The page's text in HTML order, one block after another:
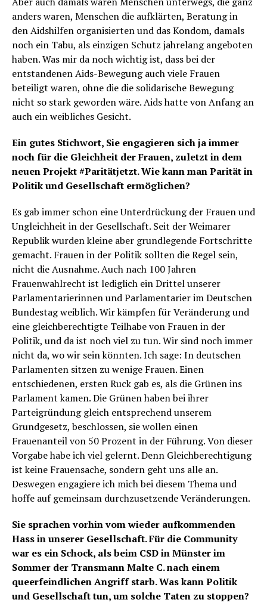
anders waren, Menschen die aufklärten, Beratung in
den Aidshilfen organisierten und das Kondom, damals
noch ein Tabu, als einzigen Schutz jahrelang angeboten
haben. Was mir da noch wichtig ist, dass bei der
entstandenen Aids-Bewegung auch viele Frauen
beteiligt waren, ohne die die solidarische Bewegung
nicht so stark geworden wäre. Aids hatte von Anfang an
auch ein weibliches Gesicht.
Ein gutes Stichwort, Sie engagieren sich ja immer
noch für die Gleichheit der Frauen, zuletzt in dem
neuen Projekt #Paritätjetzt. Wie kann man Parität in
Politik und Gesellschaft ermöglichen?
Es gab immer schon eine Unterdrückung der Frauen und
Ungleichheit in der Gesellschaft. Seit der Weimarer
Republik wurden kleine aber grundlegende Fortschritte
gemacht. Frauen in der Politik sollten die Regel sein,
nicht die Ausnahme. Auch nach 100 Jahren
Frauenwahlrecht ist lediglich ein Drittel unserer
Parlamentarierinnen und Parlamentarier im Deutschen
Bundestag weiblich. Wir kämpfen für Veränderung und
eine gleichberechtigte Teilhabe von Frauen in der
Politik, und da ist noch viel zu tun. Wir sind noch immer
nicht da, wo wir sein könnten. Ich sage: In deutschen
Parlamenten sitzen zu wenige Frauen. Einen
entschiedenen, ersten Ruck gab es, als die Grünen ins
Parlament kamen. Die Grünen haben bei ihrer
Parteigründung gleich entsprechend unserem
Grundgesetz, beschlossen, sie wollen einen
Frauenanteil von 50 Prozent in der Führung. Von dieser
Vorgabe habe ich viel gelernt. Denn Gleichberechtigung
ist keine Frauensache, sondern geht uns alle an.
Deswegen engagiere ich mich bei diesem Thema und
hoffe auf gemeinsam durchzusetzende Veränderungen.
Sie sprachen vorhin vom wieder aufkommenden
Hass in unserer Gesellschaft. Für die Community
war es ein Schock, als beim CSD in Münster im
Sommer der Transmann Malte C. nach einem
queerfeindlichen Angriff starb. Was kann Politik
und Gesellschaft tun, um solche Taten zu stoppen?